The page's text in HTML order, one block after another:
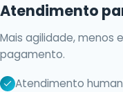
Atendimento
Mais agilidade, menos
pagamento.
Atendimento